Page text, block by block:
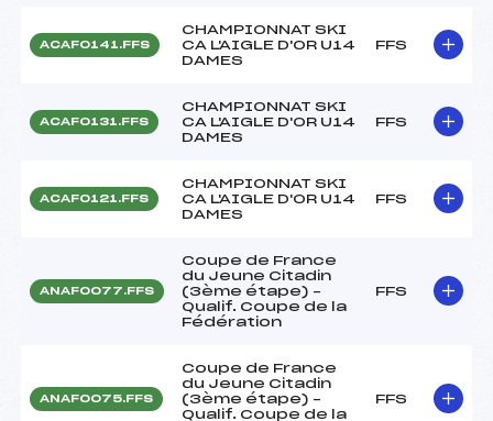
ACAF0141.FFS
CHAMPIONNAT SKI
CA L'AIGLE D'OR U14
DAMES
FFS
ACAF0131.FFS
CHAMPIONNAT SKI
CA L'AIGLE D'OR U14
DAMES
FFS
ACAF0121.FFS
CHAMPIONNAT SKI
CA L'AIGLE D'OR U14
DAMES
FFS
ANAF0077.FFS
Coupe de France
du Jeune Citadin
(3ème étape) –
Qualif. Coupe de la
Fédération
FFS
ANAF0075.FFS
Coupe de France
du Jeune Citadin
(3ème étape) –
Qualif. Coupe de la
FFS